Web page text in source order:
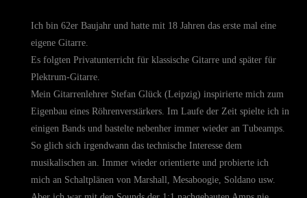
Ich bin 62er Baujahr und hatte mit 18 Jahren das erste mal eine
eigene Gitarre.
Es folgten Privatunterricht für klassische Gitarre und später für
Plektrum-Gitarre.
Mein Gitarrenlehrer Stefan Glück (Leipzig) inspirierte mich zum
Eigenbau eines Röhrenverstärkers. Im Laufe der Zeit spielte ich in
einigen Bands und bastelte nebenher immer wieder an Tubeamps.
So glich sich irgendwann das technische Interesse dem
musikalischen an. Immer wieder orientierte und probierte ich
mich an Schaltplänen von Marshall, Mesaboogie, Soldano usw.